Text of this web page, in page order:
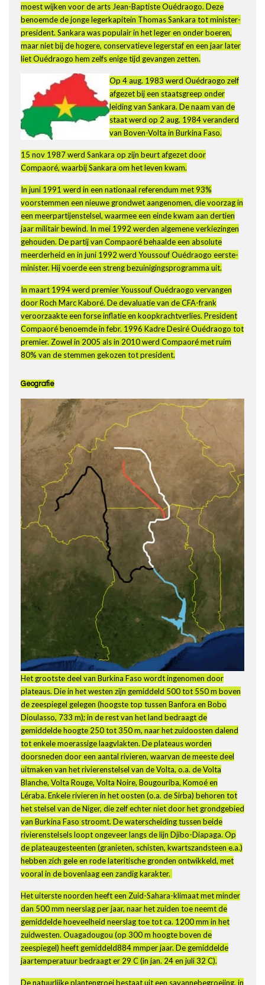
moest wijken voor de arts Jean-Baptiste Ouédraogo. Deze
benoemde de jonge legerkapitein Thomas Sankara tot minister-
president. Sankara was populair in het leger en onder boeren,
maar niet bij de hogere, conservatieve legerstaf en een jaar later
liet Ouédraogo hem zelfs enige tijd gevangen zetten.
Op 4 aug. 1983 werd Ouédraogo zelf
afgezet bij een staatsgreep onder
leiding van Sankara. De naam van de
staat werd op 2 aug. 1984 veranderd
van Boven-Volta in Burkina Faso.
15 nov 1987 werd Sankara op zijn beurt afgezet door
Compaoré, waarbij Sankara om het leven kwam.
In juni 1991 werd in een nationaal referendum met 93%
voorstemmen een nieuwe grondwet aangenomen, die voorzag in
een meerpartijenstelsel, waarmee een einde kwam aan dertien
jaar militair bewind. In mei 1992 werden algemene verkiezingen
gehouden. De partij van Compaoré behaalde een absolute
meerderheid en in juni 1992 werd Youssouf Ouédraogo eerste-
minister. Hij voerde een streng bezuinigingsprogramma uit.
In maart 1994 werd premier Youssouf Ouédraogo vervangen
door Roch Marc Kaboré. De devaluatie van de CFA-frank
veroorzaakte een forse inflatie en koopkrachtverlies. President
Compaoré benoemde in febr. 1996 Kadre Desiré Ouédraogo tot
premier. Zowel in 2005 als in 2010 werd Compaoré met ruim
80% van de stemmen gekozen tot president.
Geografie
Het grootste deel van Burkina Faso wordt ingenomen door
plateaus. Die in het westen zijn gemiddeld 500 tot 550 m boven
de zeespiegel gelegen (hoogste top tussen Banfora en Bobo
Dioulasso, 733 m); in de rest van het land bedraagt de
gemiddelde hoogte 250 tot 350 m, naar het zuidoosten dalend
tot enkele moerassige laagvlakten. De plateaus worden
doorsneden door een aantal rivieren, waarvan de meeste deel
uitmaken van het rivierenstelsel van de Volta, o.a. de Volta
Blanche, Volta Rouge, Volta Noire, Bougouriba, Komoé en
Léraba. Enkele rivieren in het oosten (o.a. de Sirba) behoren tot
het stelsel van de Niger, die zelf echter niet door het grondgebied
van Burkina Faso stroomt. De waterscheiding tussen beide
rivierenstelsels loopt ongeveer langs de lijn Djibo-Diapaga. Op
de plateaugesteenten (granieten, schisten, kwartszandsteen e.a.)
hebben zich gele en rode lateritische gronden ontwikkeld, met
vooral in de bovenlaag een zandig karakter.
Het uiterste noorden heeft een Zuid-Sahara-klimaat met minder
dan 500 mm neerslag per jaar, naar het zuiden toe neemt de
gemiddelde hoeveelheid neerslag toe tot ca. 1200 mm in het
zuidwesten. Ouagadougou (op 300 m hoogte boven de
zeespiegel) heeft gemiddeld884 mmper jaar. De gemiddelde
jaartemperatuur bedraagt er 29 C (in jan. 24 en juli 32 C).
De natuurlijke plantengroei bestaat uit een savannebegroeiing, in